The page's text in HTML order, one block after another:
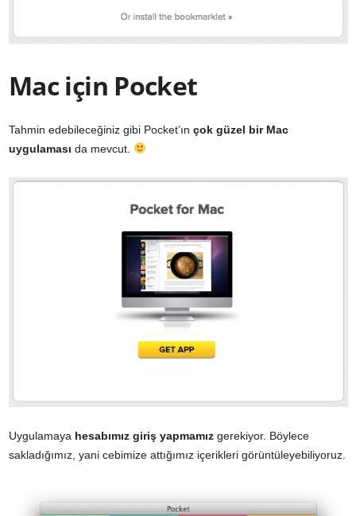
Mac için Pocket
Tahmin edebileceğiniz gibi Pocket’ın çok güzel bir Mac
uygulaması da mevcut.
Uygulamaya hesabımız giriş yapmamız gerekiyor. Böylece
sakladığımız, yani cebimize attığımız içerikleri görüntüleyebiliyoruz.